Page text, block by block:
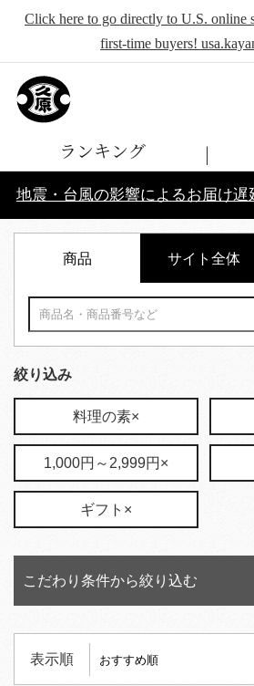
Click here to go directly to U.S. online
first-time buyers!
ランキング
地震・台風の影響によるお届け遅
商品 サイト全体
絞り込み
料理の素×
1,000円～2,999円×
ギフト×
こだわり条件から絞り込む
表示順